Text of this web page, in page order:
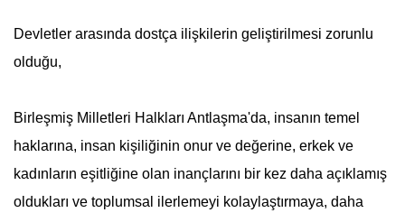
Devletler arasında dostça ilişkilerin geliştirilmesi zorunlu
olduğu,
Birleşmiş Milletleri Halkları Antlaşma'da, insanın temel
haklarına, insan kişiliğinin onur ve değerine, erkek ve
kadınların eşitliğine olan inançlarını bir kez daha açıklamış
oldukları ve toplumsal ilerlemeyi kolaylaştırmaya, daha